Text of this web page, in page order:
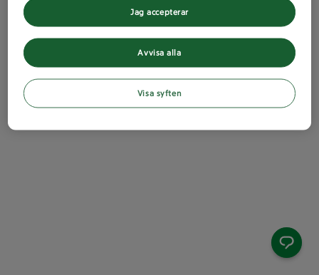
Avvisa alla
Jag accepterar
Visa syften